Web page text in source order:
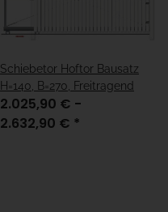
Schiebetor Hoftor Bausatz
H=140, B=270, Freitragend
2.025,90 € -
2.632,90 € *